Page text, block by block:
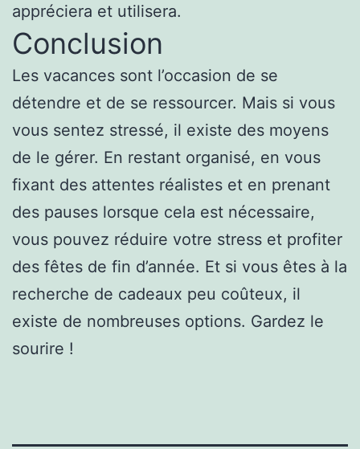
appréciera et utilisera.
Conclusion
Les vacances sont l’occasion de se
détendre et de se ressourcer. Mais si vous
vous sentez stressé, il existe des moyens
de le gérer. En restant organisé, en vous
fixant des attentes réalistes et en prenant
des pauses lorsque cela est nécessaire,
vous pouvez réduire votre stress et profiter
des fêtes de fin d’année. Et si vous êtes à la
recherche de cadeaux peu coûteux, il
existe de nombreuses options. Gardez le
sourire !